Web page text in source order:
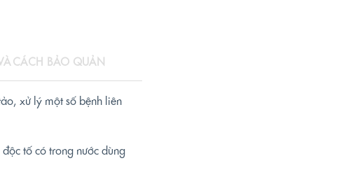
CÁCH BẢO QUẢN
xử lý một số bệnh liên
tố có trong nước dùng